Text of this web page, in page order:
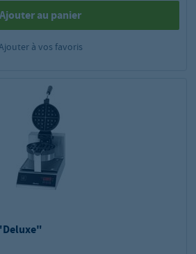
Ajouter au panier
à vos favoris